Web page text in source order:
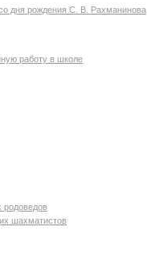
дня рождения С. В. Рахманинова
работу в школе
родоведов
шахматистов